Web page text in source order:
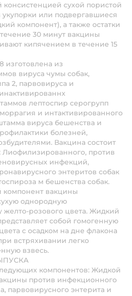
консистенцией сухой пористой
или подвергавшиеся
компонент), а также остатки
30 минут вакцины
кипячением в течение 15
изготовлена из
вируса чумы собак,
2, парвовируса и
лептоспир серогрупп
и интактивированного
вируса бешенства и
болезней,
Вакцина состоит
Лиофилизированного, против
инфекций,
энтеритов собак
м бешенства собак.
вакцины
однородную
желто-розового цвета. Жидкий
собой гомогенную
с осадком на дне флакона
встряхивании легко
взвесь.
компонентов: Жидкой
против инфекционного
парвовирусного энтерита и